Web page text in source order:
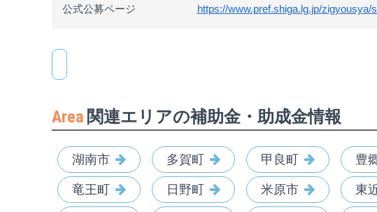
公式公募ページ https://www.pref.shiga.lg.jp/zigyousya/
Area 関連エリアの補助金・助成金情報
湖南市 多賀町 甲良町 豊
竜王町 日野町 米原市 東